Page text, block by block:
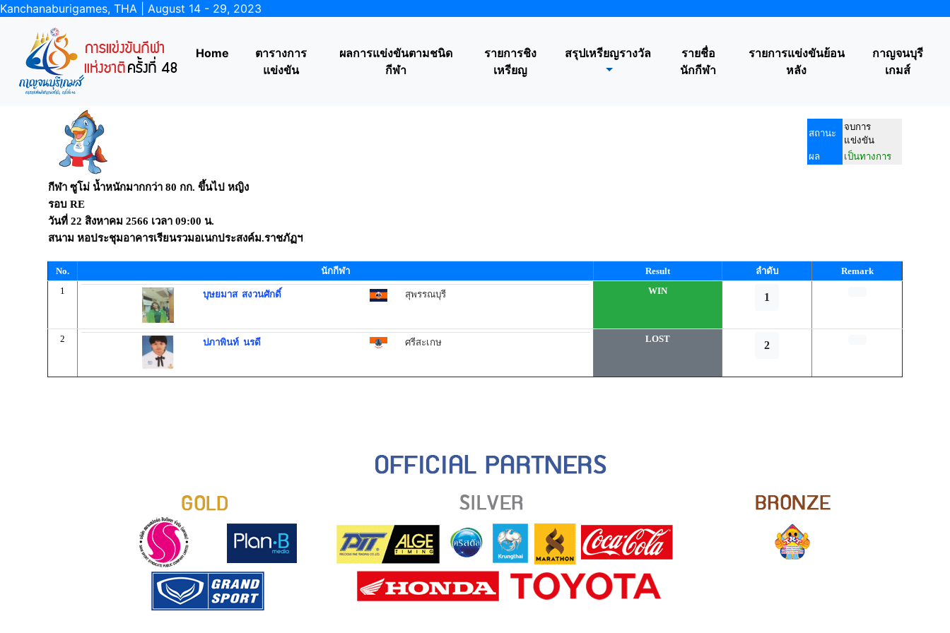
Kanchanaburigames, THA | August 14 - 29, 2023
Home
ตารางการ
แข่งขัน
ผลการแข่งขันตามชนิด
กีฬา
รายการชิง
เหรียญ
สรุปเหรียญรางวัล
รายชื่อ
นักกีฬา
รายการแข่งขันย้อน
หลัง
กาญจนบุรี
เกมส์
สถานะ
จบการ
แข่งขัน
ผล
เป็นทางการ
กีฬา ซูโม่ น้ำหนักมากกว่า 80 กก. ขึ้นไป หญิง
รอบ RE
วันที่ 22 สิงหาคม 2566 เวลา 09:00 น.
สนาม หอประชุมอาคารเรียนรวมอเนกประสงค์ม.ราชภัฏฯ
No. นักกีฬา Result ลำดับ
Remark
1
บุษยมาส สงวนศักดิ์ สุพรรณบุรี WIN
1
2 ปภาพินท์ นรดี ศรีสะเกษ LOST
2